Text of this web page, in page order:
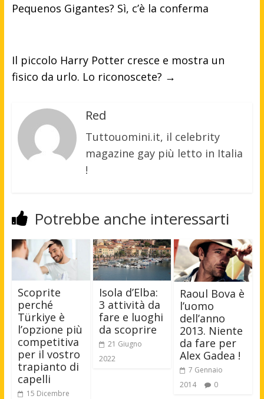
Pequenos Gigantes? Sì, c’è la conferma
Il piccolo Harry Potter cresce e mostra un
fisico da urlo. Lo riconoscete? →
Red
Tuttouomini.it, il celebrity
magazine gay più letto in Italia
!
Potrebbe anche interessarti
Scoprite
perché
Türkiye è
l’opzione più
competitiva
per il vostro
trapianto di
capelli
15 Dicembre
Isola d’Elba:
3 attività da
fare e luoghi
da scoprire
21 Giugno
2022
Raoul Bova è
l’uomo
dell’anno
2013. Niente
da fare per
Alex Gadea !
7 Gennaio
2014
0